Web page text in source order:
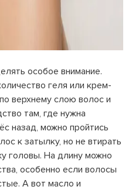
особое внимание.
геля или крем-
верхнему слою волос и
там, где нужна
назад, можно пройтись
к затылку, но не втирать
головы. На длину можно
особенно если волосы
А вот масло и